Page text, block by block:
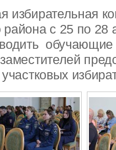
избирательная
с 25 по 28